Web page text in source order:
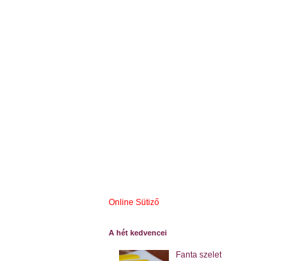
Online Sütiző
A hét kedvencei
Fanta szelet